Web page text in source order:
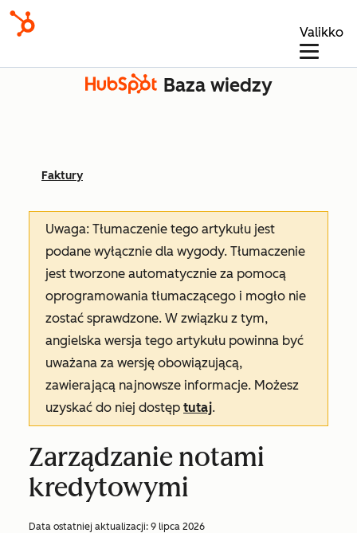
Valikko
Baza wiedzy
Faktury
Uwaga: Tłumaczenie tego artykułu jest
podane wyłącznie dla wygody. Tłumaczenie
jest tworzone automatycznie za pomocą
oprogramowania tłumaczącego i mogło nie
zostać sprawdzone. W związku z tym,
angielska wersja tego artykułu powinna być
uważana za wersję obowiązującą,
zawierającą najnowsze informacje. Możesz
uzyskać do niej dostęp tutaj.
Zarządzanie notami
kredytowymi
Data ostatniej aktualizacji: 9 lipca 2026